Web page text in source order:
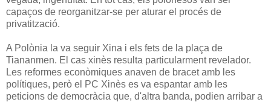
capaços de reorganitzar-se per aturar el procés de
privatització.
A Polònia la va seguir Xina i els fets de la plaça de
Tiananmen. El cas xinès resulta particularment revelador.
Les reformes econòmiques anaven de bracet amb les
polítiques, però el PC Xinès es va espantar amb les
peticions de democràcia que, d'altra banda, podien arribar a